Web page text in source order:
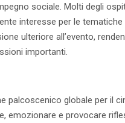
sociale. Molti degli
interesse per le
ulteriore all’evento,
importanti.
palcoscenico globale per il
emozionare e provocare